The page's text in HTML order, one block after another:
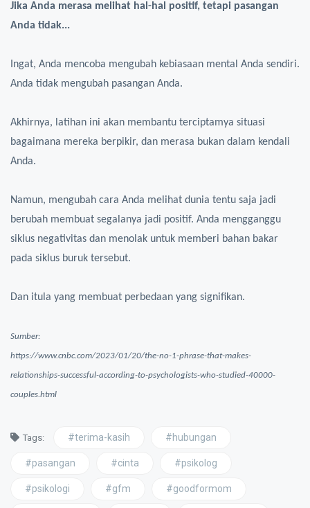
Jika Anda merasa melihat hal-hal positif, tetapi pasangan
Anda tidak...
Ingat, Anda mencoba mengubah kebiasaan mental Anda sendiri.
Anda tidak mengubah pasangan Anda.
Akhirnya, latihan ini akan membantu terciptamya situasi
bagaimana mereka berpikir, dan merasa bukan dalam kendali
Anda.
Namun, mengubah cara Anda melihat dunia tentu saja jadi
berubah membuat segalanya jadi positif. Anda mengganggu
siklus negativitas dan menolak untuk memberi bahan bakar
pada siklus buruk tersebut.
Dan itula yang membuat perbedaan yang signifikan.
Sumber:
https://www.cnbc.com/2023/01/20/the-no-1-phrase-that-makes-
relationships-successful-according-to-psychologists-who-studied-40000-
couples.html
Tags: #terima-kasih #hubungan
#pasangan #cinta #psikolog
#psikologi #gfm #goodformom